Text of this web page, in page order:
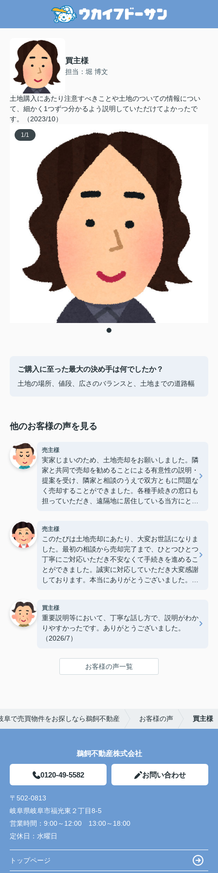
買主様
担当：堀 博文
土地購入にあたり注意すべきことや土地のついての情報につい
て、細かく1つずつ分かるよう説明していただけてよかったで
す。（2023/10）
1/1
ご購入に至った最大の決め手は何でしたか？
土地の場所、値段、広さのバランスと、土地までの道路幅
他のお客様の声を見る
売主様
実家じまいのため、土地売却をお願いしました。隣
家と共同で売却を勧めることによる有意性の説明・
提案を受け、隣家と相談のうえで双方ともに問題な
く売却することができました。各種手続きの窓口も
担っていただき、遠隔地に居住している当方にとっ
売主様
このたびは土地売却にあたり、大変お世話になりま
した。最初の相談から売却完了まで、ひとつひとつ
丁寧にご対応いただき不安なくて手続きを進めるこ
とができました。誠実に対応していただき大変感謝
しております。本当にありがとうございました。
買主様
重要説明等において、丁寧な話し方で、説明がわか
りやすかったです。ありがとうございました。
（2026/7）
お客様の声一覧
阜で売買物件をお探しなら鵜飼不動産 お客様の声 買主様
鵜飼不動産株式会社
0120-49-5582 お問い合わせ
〒502-0813
岐阜県岐阜市福光東２丁目8-5
営業時間： 9:00～12:00 13:00～18:00
定休日： 水曜日
トップページ